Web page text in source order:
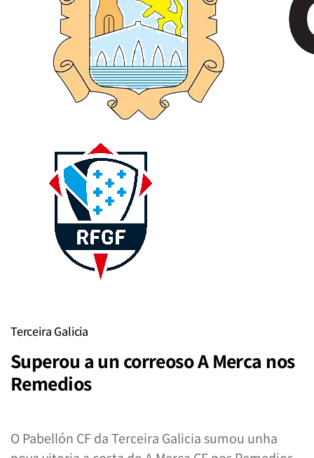
Terceira Galicia
Superou a un correoso A Merca nos
Remedios
O Pabellón CF da Terceira Galicia sumou unha